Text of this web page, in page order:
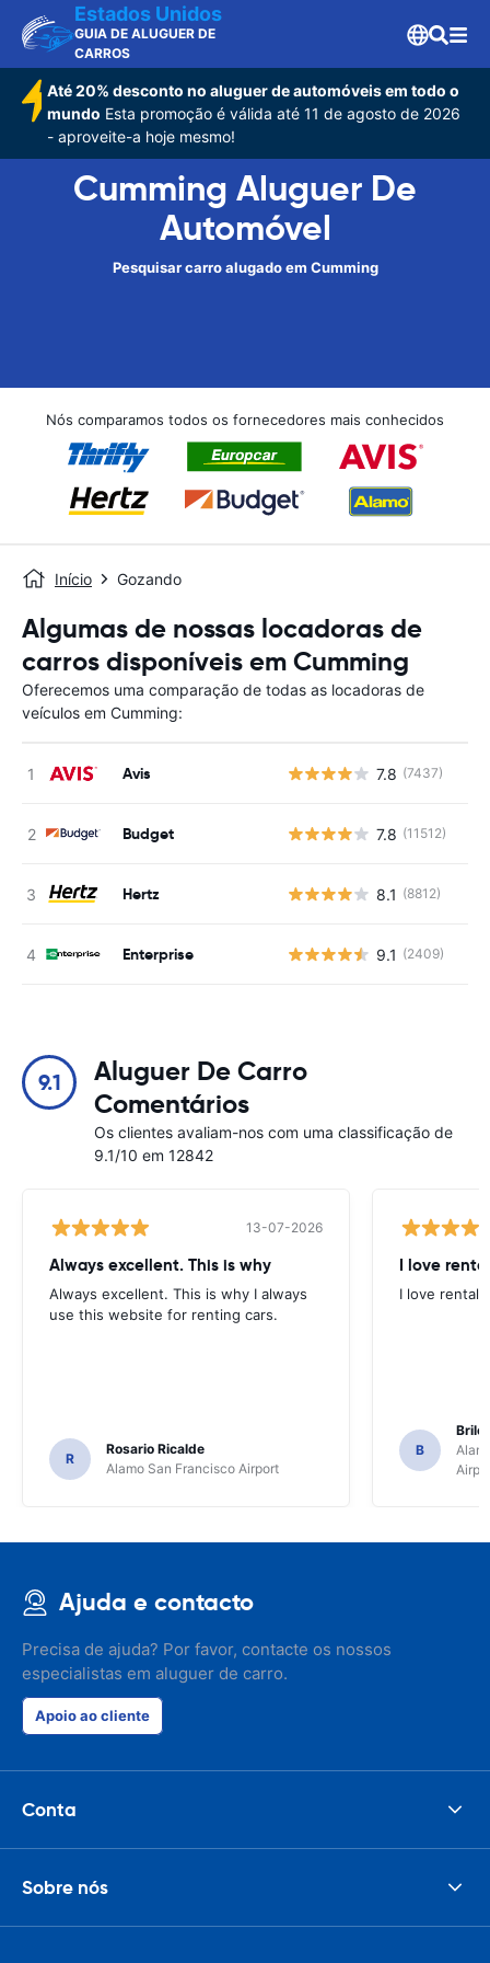
Estados Unidos
GUIA DE ALUGUER DE
CARROS
Até 20% desconto no aluguer de automóveis em todo o
mundo Esta promoção é válida até 11 de agosto de 2026
- aproveite-a hoje mesmo!
Cumming Aluguer De
Automóvel
Pesquisar carro alugado em Cumming
Nós comparamos todos os fornecedores mais conhecidos
Início Gozando
Algumas de nossas locadoras de
carros disponíveis em Cumming
Oferecemos uma comparação de todas as locadoras de
veículos em Cumming:
Avis 7.8 (7437)
Budget 7.8 (11512)
Hertz 8.1 (8812)
Enterprise 9.1 (2409)
9.1
Aluguer De Carro
Comentários
Os clientes avaliam-nos com uma classificação de
9.1/10 em 12842
13-07-2026
Always excellent. This is why
Always excellent. This is why I always
use this website for renting cars.
R
Rosario Ricalde
Alamo San Francisco Airport
I love
I love rental
B
Ajuda e contacto
Precisa de ajuda? Por favor, contacte os nossos
especialistas em aluguer de carro.
Apoio ao cliente
Conta
Sobre nós